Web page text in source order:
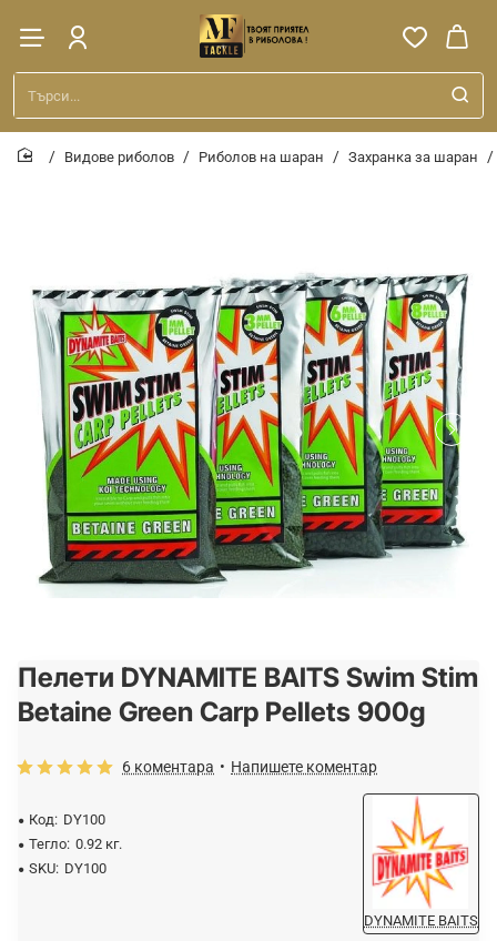
Търси...
Видове риболов Риболов на шаран Захранка за шаран
-15%
Пелети DYNAMITE BAITS Swim Stim
Betaine Green Carp Pellets 900g
Код: DY100
Тегло: 0.92 кг.
SKU: DY100
DYNAMITE BAITS
6 коментара • Напишете коментар